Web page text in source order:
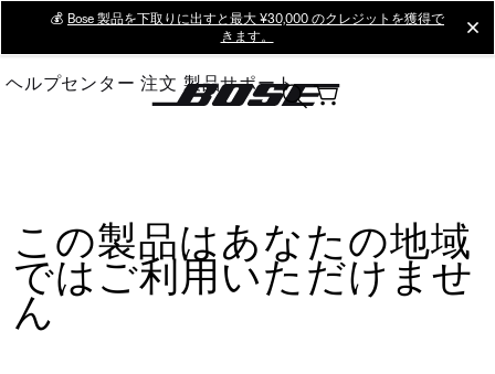
Main
💰 Bose 製品を下取りに出すと最大 ¥30,000 のクレジットを獲得で
きます。
ヘルプセンター 注文 製品サポート
この製品はあなたの地域
ではご利用いただけませ
ん